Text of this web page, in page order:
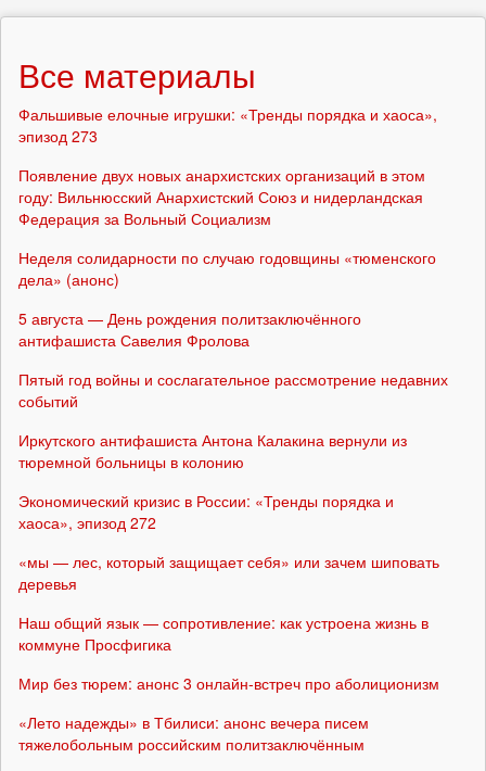
Все материалы
Фальшивые елочные игрушки: «Тренды порядка и хаоса»,
эпизод 273
Появление двух новых анархистских организаций в этом
году: Вильнюсский Анархистский Союз и нидерландская
Федерация за Вольный Социализм
Неделя солидарности по случаю годовщины «тюменского
дела» (анонс)
5 августа — День рождения политзаключённого
антифашиста Савелия Фролова
Пятый год войны и сослагательное рассмотрение недавних
событий
Иркутского антифашиста Антона Калакина вернули из
тюремной больницы в колонию
Экономический кризис в России: «Тренды порядка и
хаоса», эпизод 272
«мы — лес, который защищает себя» или зачем шиповать
деревья
Наш общий язык — сопротивление: как устроена жизнь в
коммуне Просфигика
Мир без тюрем: анонс 3 онлайн-встреч про аболиционизм
«Лето надежды» в Тбилиси: анонс вечера писем
тяжелобольным российским политзаключённым